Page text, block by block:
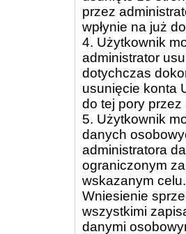
przez
wpłynie na już
4. Użytkownik
administrator
dotychczas
usunięcie konta
do tej pory
5. Użytkownik
danych
administratora
ograniczonym
wskazanym
Wniesienie
wszystkimi
danymi